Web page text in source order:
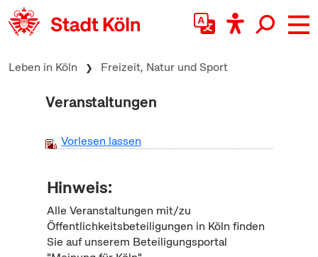
zum Inhalt springen
Leben in Köln Freizeit, Natur und Sport
Veranstaltungen
Vorlesen lassen
Hinweis:
Alle Veranstaltungen mit/zu
Öffentlichkeitsbeteiligungen in Köln finden
Sie auf unserem Beteiligungsportal